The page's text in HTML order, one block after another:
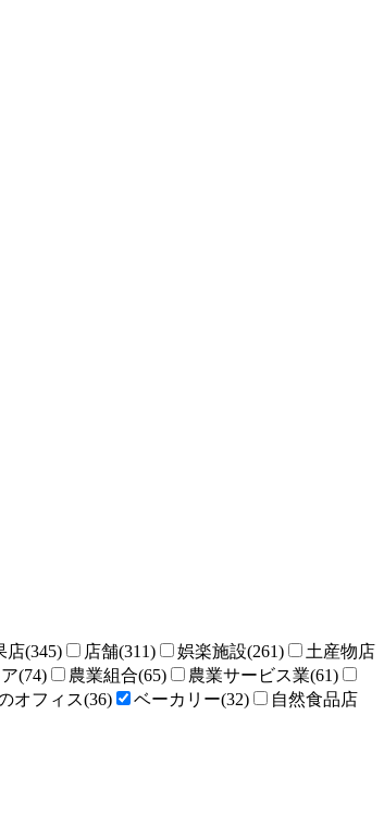
店(345) 店舗(311) 娯楽施設(261)
土産物店
(74) 農業組合(65)
農業サービス業(61)
オフィス(36) ベーカリー(32)
自然食品店